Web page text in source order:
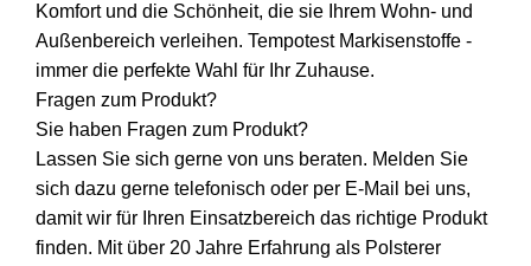
Komfort und die Schönheit, die sie Ihrem Wohn- und
Außenbereich verleihen. Tempotest Markisenstoffe -
immer die perfekte Wahl für Ihr Zuhause.
Fragen zum Produkt?
Sie haben Fragen zum Produkt?
Lassen Sie sich gerne von uns beraten. Melden Sie
sich dazu gerne telefonisch oder per E-Mail bei uns,
damit wir für Ihren Einsatzbereich das richtige Produkt
finden. Mit über 20 Jahre Erfahrung als Polsterer